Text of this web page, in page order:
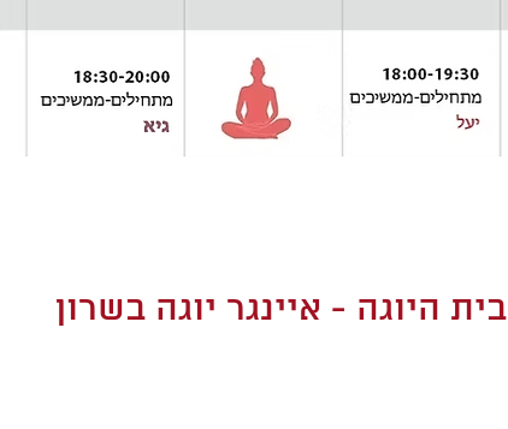
בית היוגה - איינגר יוגה בשרון